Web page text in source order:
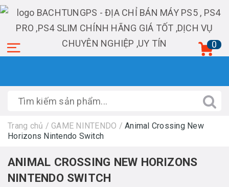
0
Trang chủ / GAME NINTENDO / Animal Crossing New
Horizons Nintendo Switch
ANIMAL CROSSING NEW HORIZONS
NINTENDO SWITCH